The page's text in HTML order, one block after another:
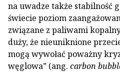
na uwadze także stabilność
świecie poziom
związane z paliwami
duży, że nieuniknione
mogą wywołać poważny
węglowa” (ang. carbon